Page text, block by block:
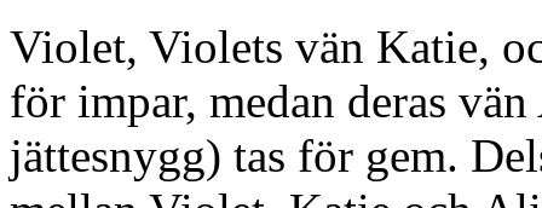
Violet, Violets vän Katie,
för impar, medan deras
jättesnygg) tas för gem.